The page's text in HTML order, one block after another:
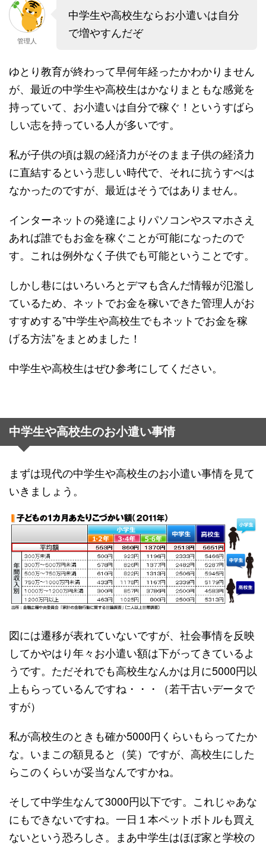
管理人
中学生や高校生ならお小遣いは自分
で増やすんだぞ
ゆとり教育が終わって早何年経ったかわかりません
が、最近の中学生や高校生はかなりまともな感覚を
持っていて、お小遣いは自分で稼ぐ！というすばら
しい志を持っている人が多いです。
私が子供の頃は親の経済力がそのまま子供の経済力
に直結するという悲しい時代で、それに抗うすべは
なかったのですが、最近はそうではありません。
インターネットの発達によりパソコンやスマホさえ
あれば誰でもお金を稼ぐことが可能になったので
す。これは例外なく子供でも可能ということです。
しかし巷にはいろいろとデマも含んだ情報が氾濫し
ているため、ネットでお金を稼いできた管理人がお
すすめする”中学生や高校生でもネットでお金を稼
げる方法”をまとめました！
中学生や高校生はぜひ参考にしてください。
中学生や高校生のお小遣い事情
まずは現代の中学生や高校生のお小遣い事情を見て
いきましょう。
図には遷移が表れていないですが、社会事情を反映
してかやはり年々お小遣い額は下がってきているよ
うです。ただそれでも高校生なんかは月に5000円以
上もらっているんですね・・・（若干古いデータで
すが）
私が高校生のときも確か5000円くらいもらってたか
な。いまこの額見ると（笑）ですが、高校生にした
らこのくらいが妥当なんですかね。
そして中学生なんて3000円以下です。これじゃあな
にもできないですね。一日１本ペットボトルも買え
ないという恐ろしさ。まあ中学生はほぼ家と学校の